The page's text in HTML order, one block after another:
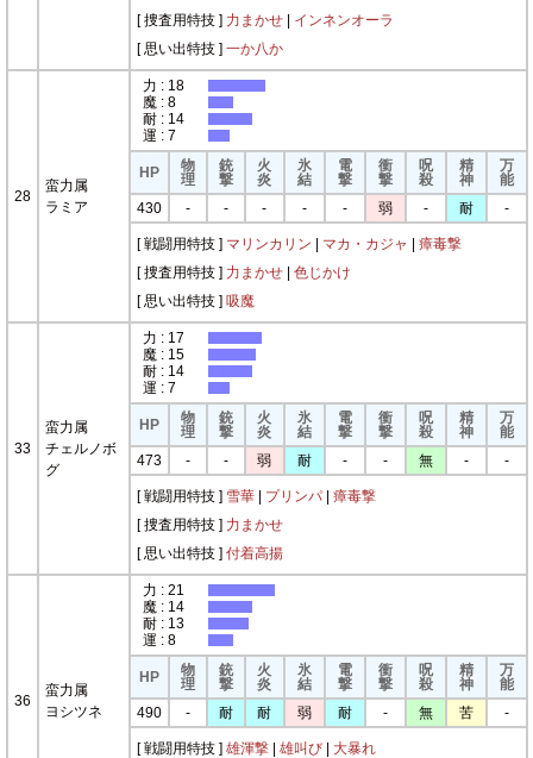
[ 捜査用特技 ] 力まかせ|
インネンオーラ
[ 思い出特技 ] 一か八か
28
蛮力属
ラミア
力 : 18
魔 : 8
耐 : 14
運 : 7
HP
物
理
銃
撃
火
炎
氷
結
電
撃
衝
撃
呪
殺
精
神
万
能
430
- - - - - 弱 - 耐 -
[ 戦闘用特技 ] マリンカリン マカ・カジャ
瘴毒撃
[ 捜査用特技 ] 力まかせ| 色じかけ
[ 思い出特技 ] 吸魔
33
蛮力属
チェルノボ
グ
力 : 17
魔 : 15
耐 : 14
運 : 7
HP
物
理
銃
撃
火
炎
氷
結
電
撃
衝
撃
呪
殺
精
神
万
能
473
- - 弱 耐 - - 無 - -
[ 戦闘用特技 ] 雪華| プリンパ| 瘴毒撃
[ 捜査用特技 ] 力まかせ
[ 思い出特技 ] 付着高揚
36
蛮力属
ヨシツネ
力 : 21
魔 : 14
耐 : 13
運 : 8
HP
物
理
銃
撃
火
炎
氷
結
電
撃
衝
撃
呪
殺
精
神
万
能
490
- 耐 耐 弱 耐 - 無 苦 -
[ 戦闘用特技 ] 雄渾撃| 雄叫び| 大暴れ